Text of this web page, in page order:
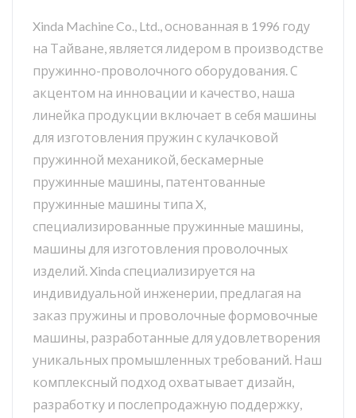
Xinda Machine Co., Ltd., основанная в 1996 году
на Тайване, является лидером в производстве
пружинно-проволочного оборудования. С
акцентом на инновации и качество, наша
линейка продукции включает в себя машины
для изготовления пружин с кулачковой
пружинной механикой, бескамерные
пружинные машины, патентованные
пружинные машины типа X,
специализированные пружинные машины,
машины для изготовления проволочных
изделий. Xinda специализируется на
индивидуальной инженерии, предлагая на
заказ пружины и проволочные формовочные
машины, разработанные для удовлетворения
уникальных промышленных требований. Наш
комплексный подход охватывает дизайн,
разработку и послепродажную поддержку,